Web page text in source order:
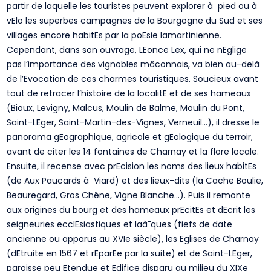
partir de laquelle les touristes peuvent explorer à pied ou à
vElo les superbes campagnes de la Bourgogne du Sud et ses
villages encore habitEs par la poEsie lamartinienne.
Cependant, dans son ouvrage, LEonce Lex, qui ne nEglige
pas l’importance des vignobles mâconnais, va bien au-delà
de l’Evocation de ces charmes touristiques. Soucieux avant
tout de retracer l’histoire de la localitE et de ses hameaux
(Bioux, Levigny, Malcus, Moulin de Balme, Moulin du Pont,
Saint-LEger, Saint-Martin-des-Vignes, Verneuil…), il dresse le
panorama gEographique, agricole et gEologique du terroir,
avant de citer les 14 fontaines de Charnay et la flore locale.
Ensuite, il recense avec prEcision les noms des lieux habitEs
(de Aux Paucards à Viard) et des lieux-dits (la Cache Boulie,
Beauregard, Gros Chêne, Vigne Blanche…). Puis il remonte
aux origines du bourg et des hameaux prEcitEs et dEcrit les
seigneuries ecclEsiastiques et laà¯ques (fiefs de date
ancienne ou apparus au XVIe siècle), les Eglises de Charnay
(dEtruite en 1567 et rEparEe par la suite) et de Saint-LEger,
paroisse peu Etendue et Edifice disparu au milieu du XIXe